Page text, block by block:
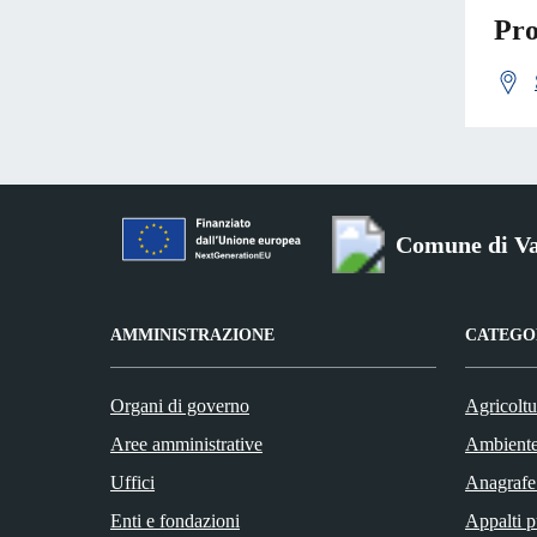
Comune di
AMMINISTRAZIONE
Organi di governo
Aree amministrative
Uffici
Enti e fondazioni
Appalti